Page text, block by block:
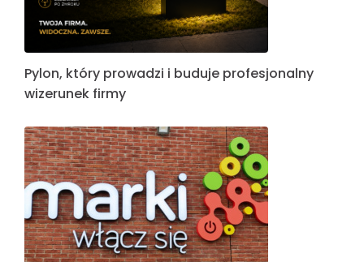
Pylon, który prowadzi i buduje profesjonalny
wizerunek firmy